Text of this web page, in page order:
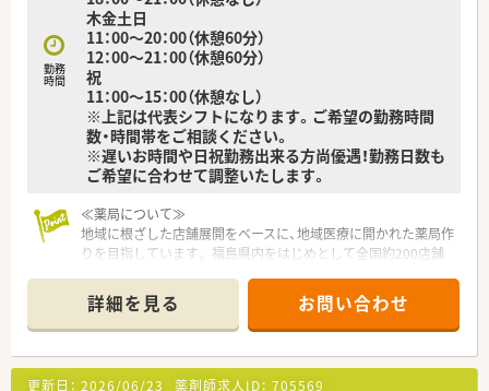
勤務
時間
木金土日
11：00～20：00（休憩60分）
12：00～21：00（休憩60分）
祝
11：00～15：00（休憩なし）
※上記は代表シフトになります。ご希望の勤務時間
数・時間帯をご相談ください。
※遅いお時間や日祝勤務出来る方尚優遇！勤務日数も
ご希望に合わせて調整いたします。
≪薬局について≫
地域に根ざした店舗展開をベースに、地域医療に開かれた薬局作
りを目指しています。 福島県内をはじめとして全国約200店舗
各店舗のシフトを本部人事グループにて一括作成しているため、
気兼ねなくお休みの申請が出来る環境です♪子育て世代も多く
活躍しており、様々な希望や働き方に柔軟に対応し、働きやすさ
を整備していることも特徴です◎
詳細を見る お問い合わせ
更新日： 2026/06/23 薬剤師求人ID： 705569